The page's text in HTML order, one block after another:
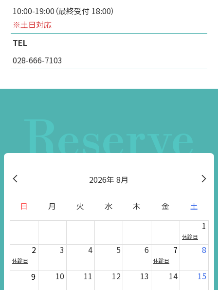
10:00-19:00（最終受付 18:00）
※土日対応
TEL
028-666-7103
Reserve
2026 8月
日 月 火 水 木 金
土
1
休診日
2
休診日
3 4 5 6 7
休診日
8
9 10 11 12 13 14 15